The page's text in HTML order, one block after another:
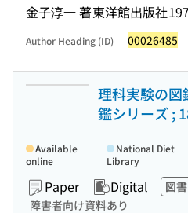
金子淳一 著東洋館出版社
Author Heading (ID) 00026485
理科実験の図
鑑シリーズ ;
Paper Digital 図書
障害者向け資料あり
Available
online
National Diet
Library